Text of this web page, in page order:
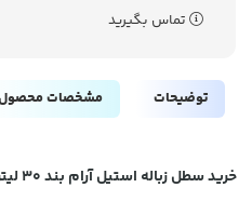
تماس بگیرید
توضیحات مشخصات
خرید سطل زباله استیل آرام بند 30 لیتری AMD